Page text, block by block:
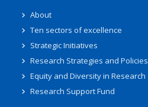
About
Ten sectors of excellence
Strategic Initiatives
Research Strategies and Policies
Equity and Diversity in Research
Research Support Fund